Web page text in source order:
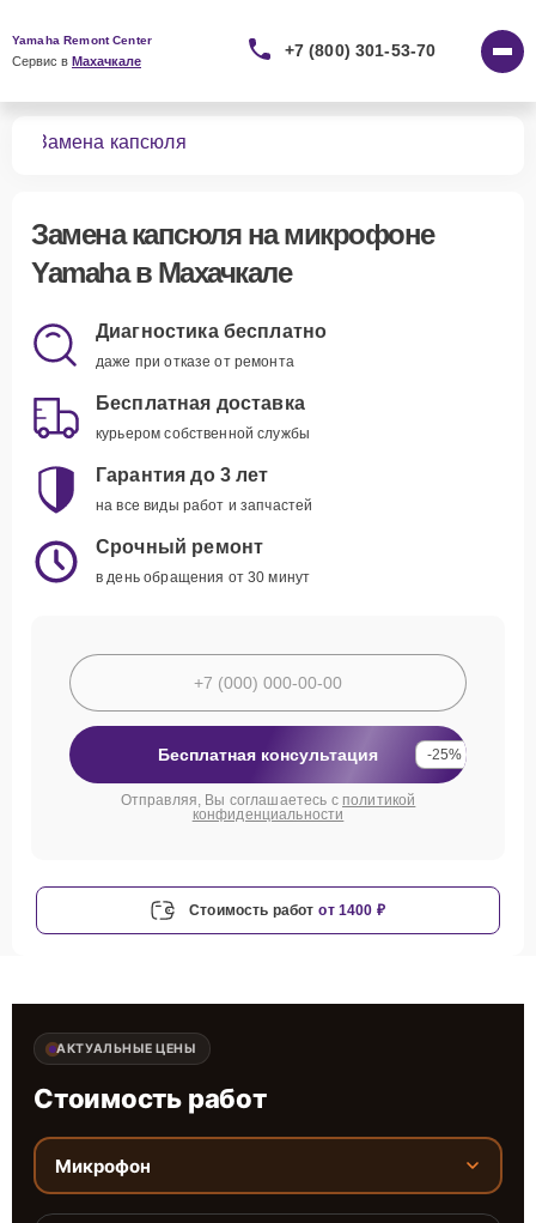
Yamaha Remont Center
Сервис в Махачкале
+7 (800) 301-53-70
Замена капсюля
Замена капсюляна микрофоне
Yamaha в Махачкале
Диагностика бесплатно
даже при отказе от ремонта
Бесплатная доставка
курьером собственной службы
Гарантия до 3 лет
на все виды работ и запчастей
Срочный ремонт
в день обращения от 30 минут
Бесплатная консультация -25%
Отправляя, Вы соглашаетесь с политикой
конфиденциальности
Стоимость работ от 1400 ₽
АКТУАЛЬНЫЕ ЦЕНЫ
Стоимость работ
Микрофон